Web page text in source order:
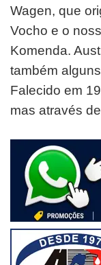
Wagen, que
Vocho e o
Komenda.
também
Falecido em
mas através